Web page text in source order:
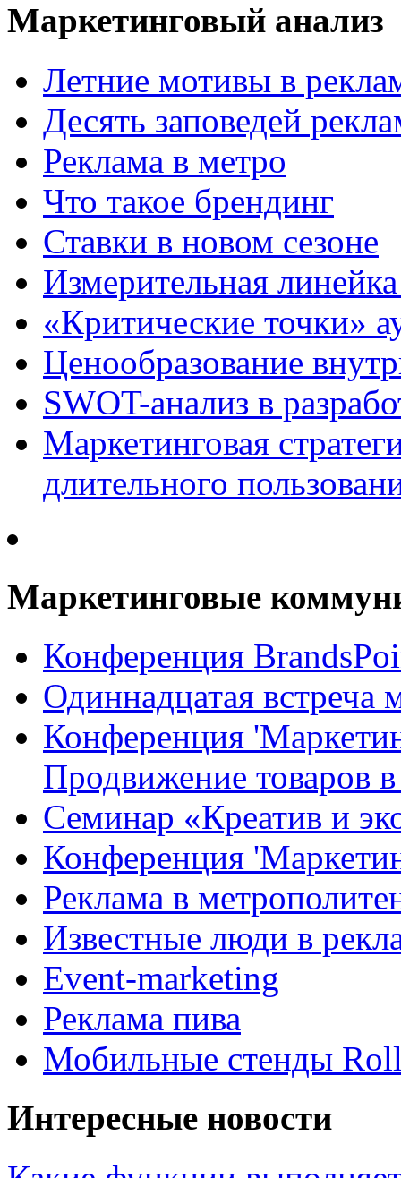
Маркетинговый анализ
Летние мотивы в
Десять заповедей
Реклама в метро
Что такое брендинг
Ставки в новом сезоне
Измерительная
«Критические точки»
Ценообразование
SWOT-анализ в
Маркетинговая
длительного
Маркетинговые
Конференция
Одиннадцатая
Конференция
Продвижение товаров
Семинар «Креатив и
Конференция
Реклама в
Известные люди в
Event-marketing
Реклама пива
Мобильные стенды
Интересные новости